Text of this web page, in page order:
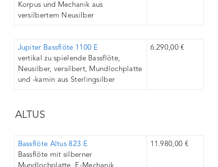
Korpus und Mechanik aus
versilbertem Neusilber
Jupiter Bassflöte 1100 E
vertikal zu spielende Bassflöte,
Neusilber, versilbert, Mundlochplatte
und -kamin aus Sterlingsilber
6.290,00 €
ALTUS
Bassflöte Altus 823 E
Bassflöte mit silberner
11.980,00 €